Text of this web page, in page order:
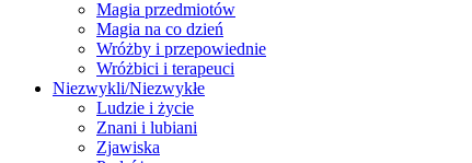
Magia przedmiotów
Magia na co dzień
Wróżby i przepowiednie
Wróżbici i terapeuci
Niezwykli/Niezwykłe
Ludzie i życie
Znani i lubiani
Zjawiska